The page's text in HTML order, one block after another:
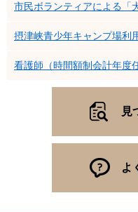
市民ボランティアによる「
摂津峡青少年キャンプ場利
看護師（時間額制会計年度
見
よ